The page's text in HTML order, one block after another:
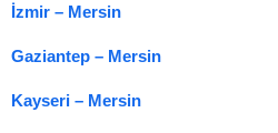
İzmir – Mersin
Gaziantep – Mersin
Kayseri – Mersin